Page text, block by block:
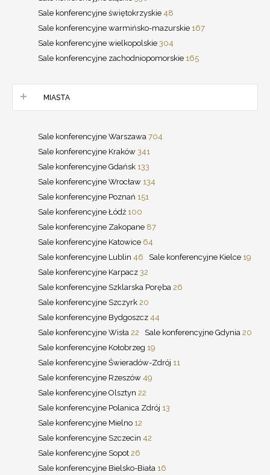
Sale konferencyjne świętokrzyskie 48
Sale konferencyjne warmińsko-mazurskie 167
Sale konferencyjne wielkopolskie 304
Sale konferencyjne zachodniopomorskie 165
MIASTA
Sale konferencyjne Warszawa 704
Sale konferencyjne Kraków 341
Sale konferencyjne Gdańsk 133
Sale konferencyjne Wrocław 134
Sale konferencyjne Poznań 151
Sale konferencyjne Łódź 100
Sale konferencyjne Zakopane 87
Sale konferencyjne Katowice 64
Sale konferencyjne Lublin 46 Sale konferencyjne Kielce 19
Sale konferencyjne Karpacz 32
Sale konferencyjne Szklarska Poręba 26
Sale konferencyjne Szczyrk 20
Sale konferencyjne Bydgoszcz 44
Sale konferencyjne Wisła 22 Sale konferencyjne Gdynia 20
Sale konferencyjne Kołobrzeg 19
Sale konferencyjne Świeradów-Zdrój 11
Sale konferencyjne Rzeszów 49
Sale konferencyjne Olsztyn 22
Sale konferencyjne Polanica Zdrój 13
Sale konferencyjne Mielno 12
Sale konferencyjne Szczecin 42
Sale konferencyjne Sopot 26
Sale konferencyjne Bielsko-Biała 16